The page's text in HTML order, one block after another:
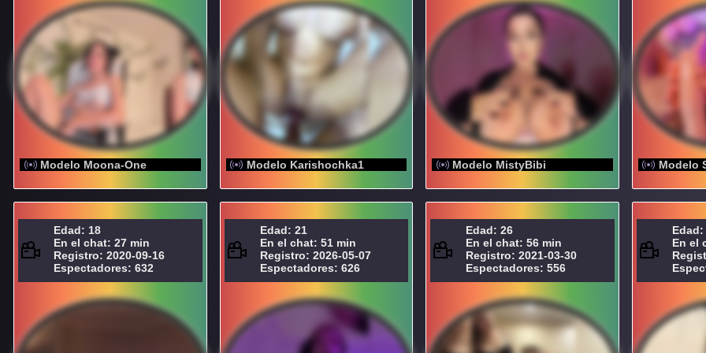
Modelo Moona-One Modelo Karishochka1 Modelo MistyBibi Modelo
Edad: 18
En el chat: 27 min
Registro: 2020-09-16
Espectadores: 632
Edad: 21
En el chat: 51 min
Registro: 2026-05-07
Espectadores: 626
Edad: 26
En el chat: 56 min
Registro: 2021-03-30
Espectadores: 556
Edad:
En el